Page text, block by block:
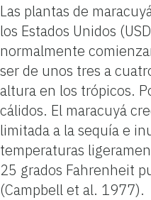
Las plantas de
los Estados Unidos
normalmente
ser de unos tres a
altura en los trópicos.
cálidos. El maracuyá
limitada a la sequía e
temperaturas
25 grados Fahrenheit
(Campbell et al. 1977).